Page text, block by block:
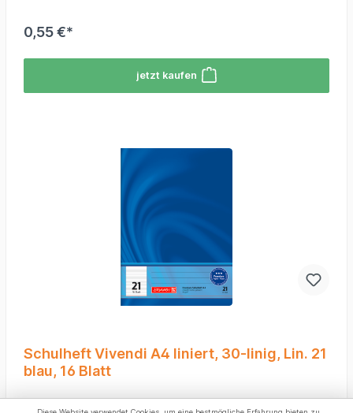
0,55 €*
jetzt kaufen
Schulheft Vivendi A4 liniert, 30-linig, Lin. 21
blau, 16 Blatt